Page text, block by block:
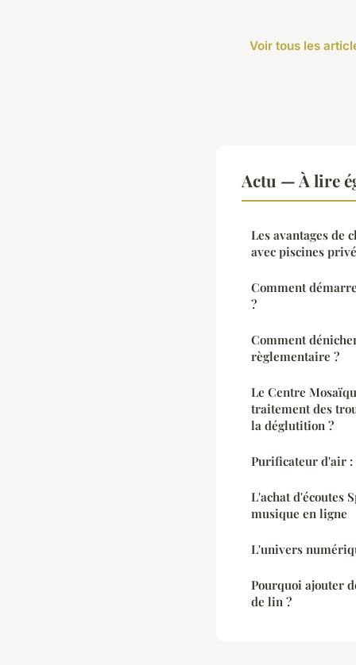
Voir tous les
Actu — À lire
Les avantages de
avec piscines
Comment
?
Comment
règlementaire ?
Le Centre
traitement des
la déglutition ?
Purificateur d'air :
L'achat d'écoutes
musique en ligne
L'univers
Pourquoi ajouter
de lin ?